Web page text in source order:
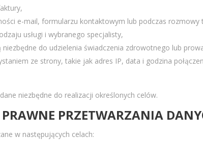
e-mail, formularzu kontaktowym lub podczas rozmowy
usługi i wybranego specjalisty,
do udzielenia świadczenia zdrowotnego lub
ze strony, takie jak adres IP, data i godzina
niezbędne do realizacji określonych celów.
PRAWNE PRZETWARZANIA
w następujących celach: